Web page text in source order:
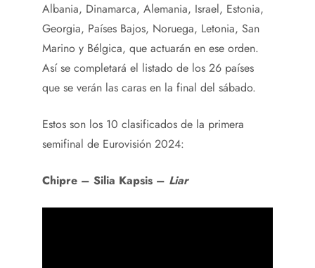
Albania, Dinamarca, Alemania, Israel, Estonia,
Georgia, Países Bajos, Noruega, Letonia, San
Marino y Bélgica, que actuarán en ese orden.
Así se completará el listado de los 26 países
que se verán las caras en la final del sábado.
Estos son los 10 clasificados de la primera
semifinal de Eurovisión 2024:
Chipre – Silia Kapsis – Liar